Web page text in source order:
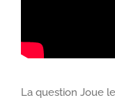
La question Joue